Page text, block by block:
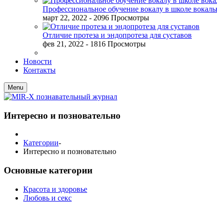
Профессиональное обучение вокалу в школе
март 22, 2022 - 2096 Просмотры
Отличие протеза и эндопротеза для суставов
фев 21, 2022 - 1816 Просмотры
Новости
Контакты
Menu
Интересно и позновательно
Категории-
Интересно и позновательно
Основные категории
Красота и здоровье
Любовь и секс